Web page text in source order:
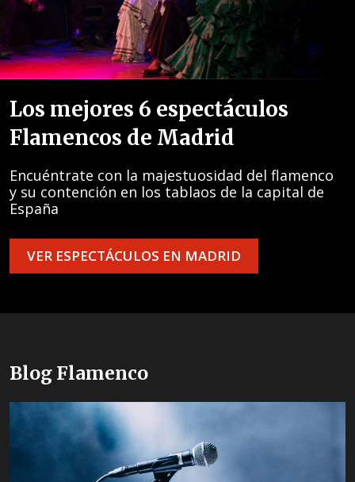
Los mejores 6 espectáculos
Flamencos de Madrid
Encuéntrate con la majestuosidad del flamenco
y su contención en los tablaos de la capital de
España
VER ESPECTÁCULOS EN MADRID
Blog Flamenco